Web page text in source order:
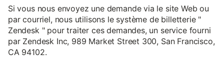
Si vous nous envoyez une demande via le site Web ou
par courriel, nous utilisons le système de billetterie "
Zendesk " pour traiter ces demandes, un service fourni
par Zendesk Inc, 989 Market Street 300, San Francisco,
CA 94102.